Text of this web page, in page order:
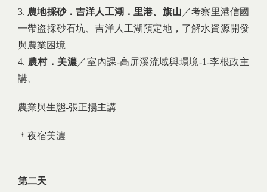
3. 農地採砂．吉洋人工湖．里港、旗山 ／考察里港信國
一帶盗採砂石坑、吉洋人工湖預定地，了解水資源開發
與農業困境
4. 農村．美濃 ／室內課-高屏溪流域與環境-1-李根政主
講、
農業與生態-張正揚主講
＊夜宿美濃
第二天